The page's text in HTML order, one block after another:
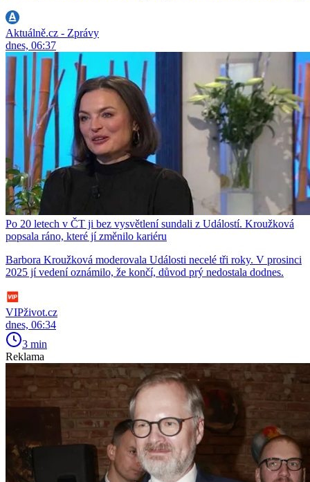
Aktuálně.cz - Zprávy
dnes, 06:37
Po 20 letech v ČT ji bez vysvětlení sundali z Událostí. Kroužková
popsala ráno, které jí změnilo kariéru
Barbora Kroužková moderovala Události necelé tři roky. V prosinci
2025 jí vedení oznámilo, že končí, důvod prý nedostala dodnes.
VIPživot.cz
dnes, 06:34
3 min
Reklama